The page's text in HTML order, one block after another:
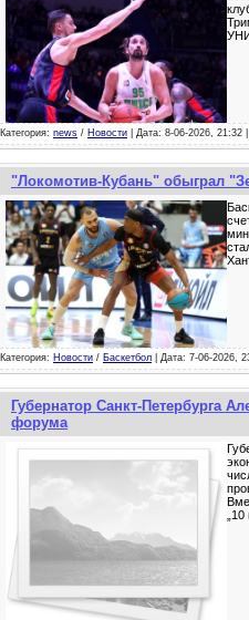
Категория: news / Новости | Дата: 8-06-2026, 21:32 |
"Локомотив-Кубань" обыграл
Категория: Новости / Баскетбол | Дата: 7-06-2026,
Губернатор Санкт-Петербурга
форума